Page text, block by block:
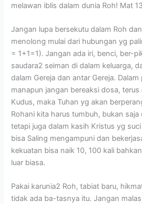
melawan iblis dalam dunia Roh! Mat
Jangan lupa bersekutu dalam Roh
menolong mulai dari hubungan yg
= 1+1=1). Jangan ada iri, benci, ber-
saudara2 seiman di dalam keluarga,
dalam Gereja dan antar Gereja.
manapun jangan bereaksi dosa,
Kudus, maka Tuhan yg akan
Rohani kita harus tumbuh, bukan saja
tetapi juga dalam kasih Kristus yg
bisa Saling mengampuni dan
kekuatan bisa naik 10, 100 kali
luar biasa.
Pakai karunia2 Roh, tabiat baru,
tidak ada ba-tasnya itu. Jangan